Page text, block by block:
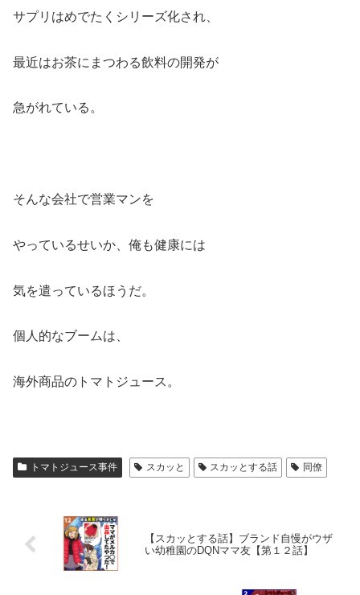
サプリはめでたくシリーズ化され、
最近はお茶にまつわる飲料の開発が
急がれている。
そんな会社で営業マンを
やっているせいか、俺も健康には
気を遣っているほうだ。
個人的なブームは、
海外商品のトマトジュース。
トマトジュース事件 スカッと スカッとする話 同僚
【スカッとする話】ブランド自慢がウザ
い幼稚園のDQNママ友【第１２話】